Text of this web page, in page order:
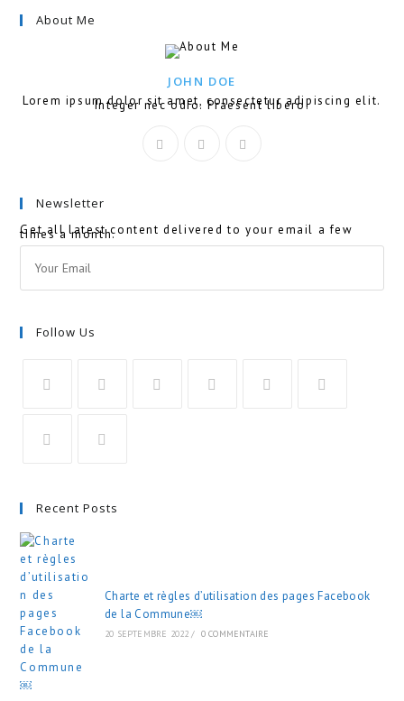
About Me
JOHN DOE
Lorem ipsum dolor sit amet, consectetur adipiscing elit.
Integer nec odio. Praesent libero.
Newsletter
Get all latest content delivered to your email a few
times a month.
Follow Us
Recent Posts
Charte et règles d’utilisation des pages Facebook
de la Commune￼
20 SEPTEMBRE 2022 / 0 COMMENTAIRE